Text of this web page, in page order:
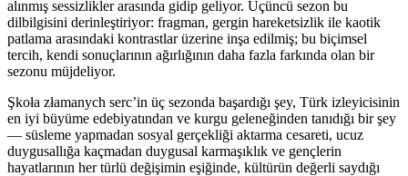
alınmış sessizlikler arasında gidip geliyor. Üçüncü sezon bu
dilbilgisini derinleştiriyor: fragman, gergin hareketsizlik ile kaotik
patlama arasındaki kontrastlar üzerine inşa edilmiş; bu biçimsel
tercih, kendi sonuçlarının ağırlığının daha fazla farkında olan bir
sezonu müjdeliyor.
Şkoła złamanych serc’in üç sezonda başardığı şey, Türk izleyicisinin
en iyi büyüme edebiyatından ve kurgu geleneğinden tanıdığı bir şey
— süsleme yapmadan sosyal gerçekliği aktarma cesareti, ucuz
duygusallığa kaçmadan duygusal karmaşıklık ve gençlerin
hayatlarının her türlü değişimin eşiğinde, kültürün değerli saydığı